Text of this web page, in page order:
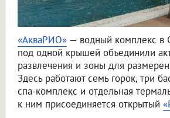
«АкваРИО» — водный комплекс в
под одной крышей объединили
развлечения и зоны для
Здесь работают семь горок, три
спа-комплекс и отдельная
к ним присоединяется открытый